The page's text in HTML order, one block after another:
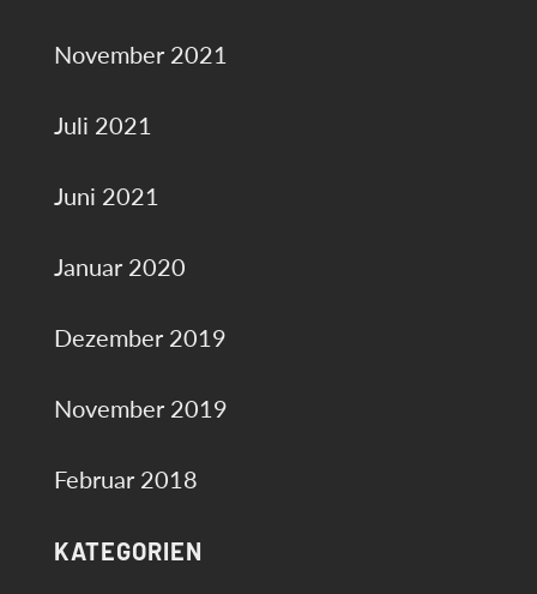
November 2021
Juli 2021
Juni 2021
Januar 2020
Dezember 2019
November 2019
Februar 2018
KATEGORIEN